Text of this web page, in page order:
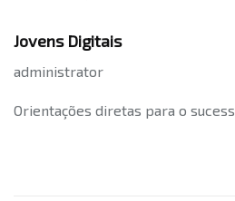
Jovens Digitais
administrator
Orientações diretas para o